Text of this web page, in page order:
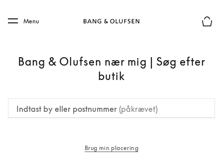
Skip to main footer
Menu
Bang & Olufsen nær mig | Søg efter
butik
Indtast by eller postnummer (påkrævet)
Brug min placering